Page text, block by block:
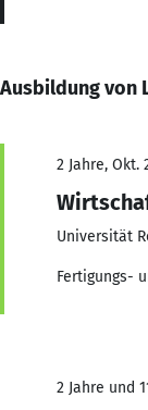
Ausbildung von
2 Jahre, Okt.
Universität
Fertigungs-
2 Jahre und